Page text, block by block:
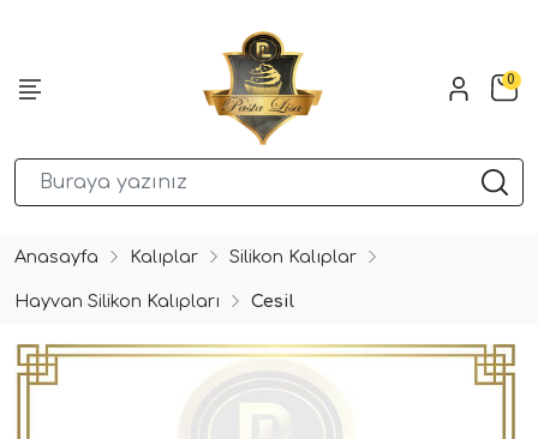
0
Anasayfa Kalıplar Silikon Kalıplar
Hayvan Silikon Kalıpları Cesil